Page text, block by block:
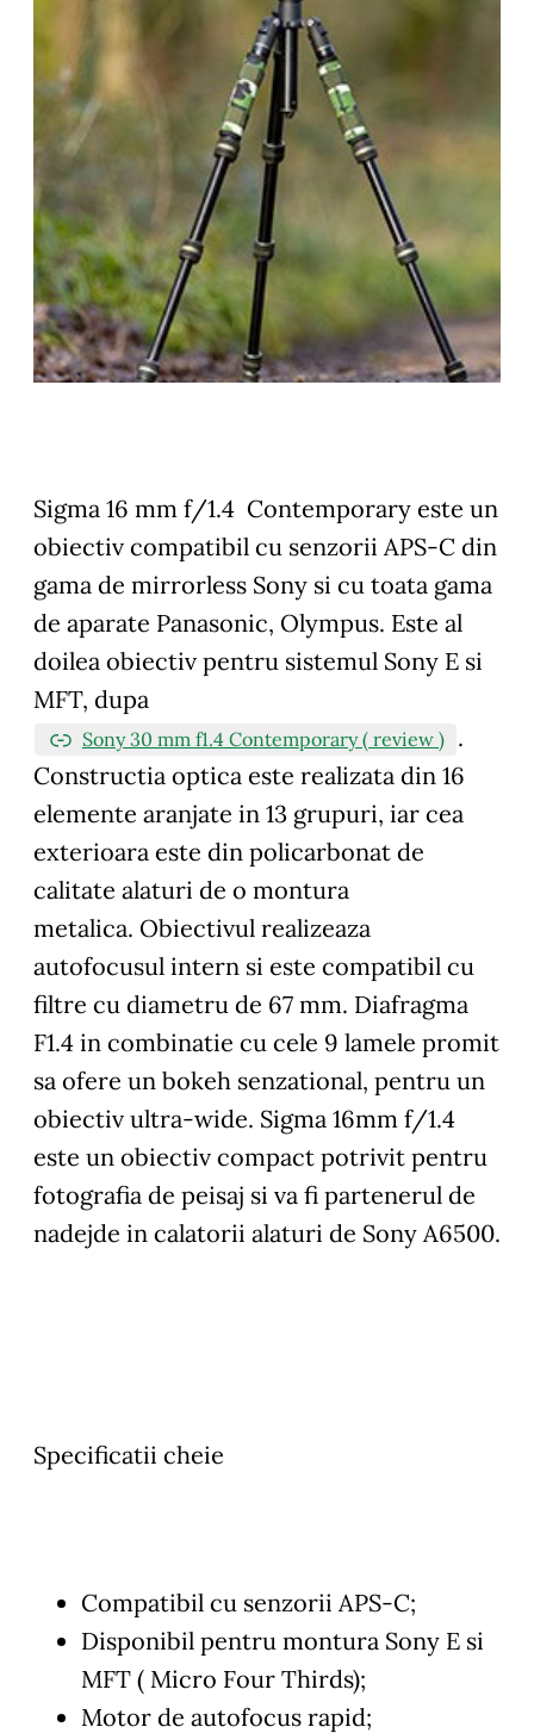
Sigma 16 mm f/1.4 Contemporary este un
obiectiv compatibil cu senzorii APS-C din
gama de mirrorless Sony si cu toata gama
de aparate Panasonic, Olympus. Este al
doilea obiectiv pentru sistemul Sony E si
MFT, dupa
Sony 30 mm f1.4 Contemporary ( review ) .
Constructia optica este realizata din 16
elemente aranjate in 13 grupuri, iar cea
exterioara este din policarbonat de
calitate alaturi de o montura
metalica. Obiectivul realizeaza
autofocusul intern si este compatibil cu
filtre cu diametru de 67 mm. Diafragma
F1.4 in combinatie cu cele 9 lamele promit
sa ofere un bokeh senzational, pentru un
obiectiv ultra-wide. Sigma 16mm f/1.4
este un obiectiv compact potrivit pentru
fotografia de peisaj si va fi partenerul de
nadejde in calatorii alaturi de Sony A6500.
Specificatii cheie
Compatibil cu senzorii APS-C;
Disponibil pentru montura Sony E si
MFT ( Micro Four Thirds);
Motor de autofocus rapid;